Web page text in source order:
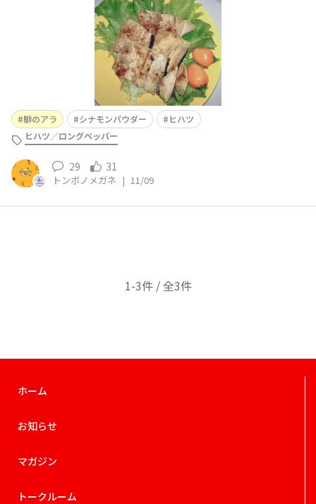
鰤のアラ シナモンパウダー
ヒハツ
ヒハツ／ロングペッパー
29 31
トンボノメガネ | 11/09
1-3件 / 全3件
ホーム
お知らせ
マガジン
トークルーム